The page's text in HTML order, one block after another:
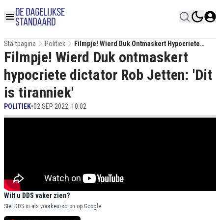
Startpagina Politiek
Filmpje! Wierd Duk Ontmaskert Hypocriete
Dictator Rob Jetten: 'Dit Is Tiranniek'
Filmpje! Wierd Duk ontmaskert
hypocriete dictator Rob Jetten: 'Dit
is tiranniek'
POLITIEK•02 SEP 2022, 10:02
Wilt u DDS vaker zien?
Stel DDS in als voorkeursbron op Google.